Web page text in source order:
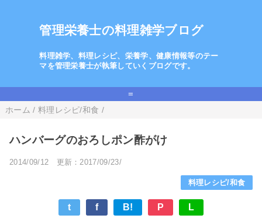
管理栄養士の料理雑学ブログ
料理雑学、料理レシピ、栄養学、健康情報等のテー
マを管理栄養士が執筆していくブログです。
=
ホーム / 料理レシピ/和食 /
ハンバーグのおろしポン酢がけ
2014/09/12 更新：2017/09/23/
料理レシピ/和食
t f B! P L